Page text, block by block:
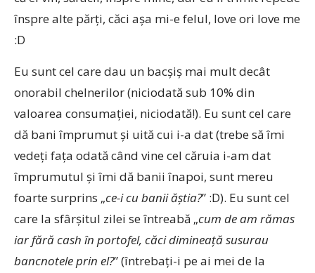
înspre alte părţi, căci aşa mi-e felul, love ori love me
:D
Eu sunt cel care dau un bacşiş mai mult decât
onorabil chelnerilor (niciodată sub 10% din
valoarea consumaţiei, niciodată!). Eu sunt cel care
dă bani împrumut şi uită cui i-a dat (trebe să îmi
vedeţi faţa odată când vine cel căruia i-am dat
împrumutul şi îmi dă banii înapoi, sunt mereu
foarte surprins „ce-i cu banii ăştia?” :D). Eu sunt cel
care la sfârşitul zilei se întreabă „cum de am rămas
iar fără cash în portofel, căci dimineaţă susurau
bancnotele prin el?” (întrebaţi-i pe ai mei de la